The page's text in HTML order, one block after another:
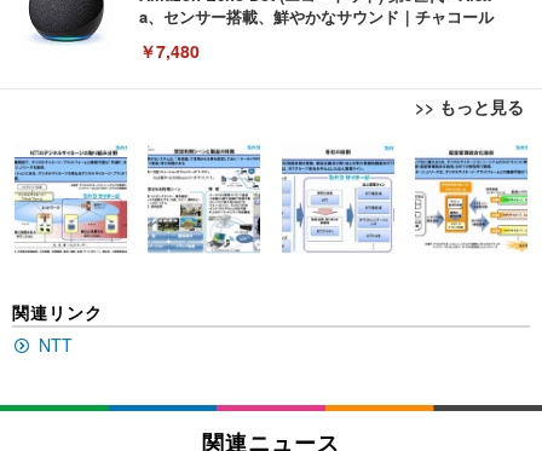
a、センサー搭載、鮮やかなサウンド｜チャコール
￥7,480
>> もっと見る
[EdoErgo] オフィスチェア 椅子 テレワーク 疲れな
い 跳ね上げ式アームレスト コンパクト 約105度ロッ
キング pc 事務椅子 360度回転 座面昇降 強化ナイロ
ン樹脂ベース 通気性メッシュ 在宅ワーク H-WY01
(黒網+黒枠+黒足)
￥5,699
ュチェア 人間工学 疲れない ブラック
Sezlife オフィスチェア デスクチェア 疲れない テレ
EIZO ビジネス向けプレミアムモニター | FlexScan
EV3240X-WT | 31.5型4K UHD・USB Type-C・ホワ
イト
￥105,595
Amazonベーシック ペットシーツ 薄型 レギュラー 1
回使い捨て 無香料 ホワイト 300枚
￥3,373
x2袋(84枚) ホワイト(吸収面:ライトブルー)
関連リンク
NTT
関連ニュース